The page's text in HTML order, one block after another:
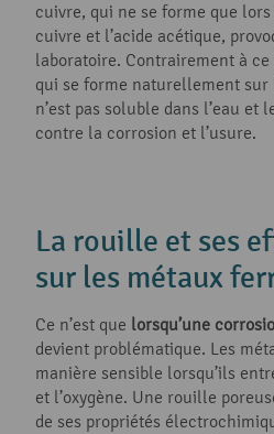
cuivre, qui ne se forme que
cuivre et l’acide acétique,
laboratoire. Contrairement à
qui se forme naturellement sur
n’est pas soluble dans l’eau et
contre la corrosion et l’usure.
La rouille et ses
sur les métaux
Ce n’est que lorsqu’une
devient problématique. Les
manière sensible lorsqu’ils
et l’oxygène. Une rouille
de ses propriétés